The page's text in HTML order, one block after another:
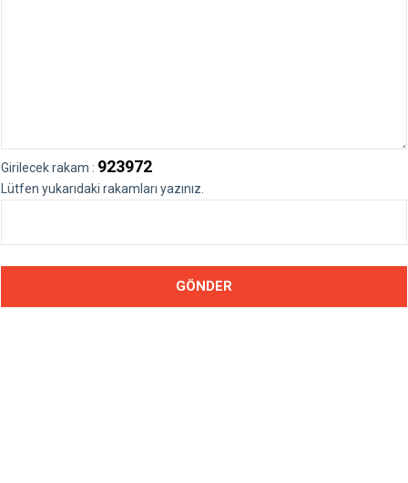
Girilecek rakam : 923972
Lütfen yukarıdaki rakamları yazınız.